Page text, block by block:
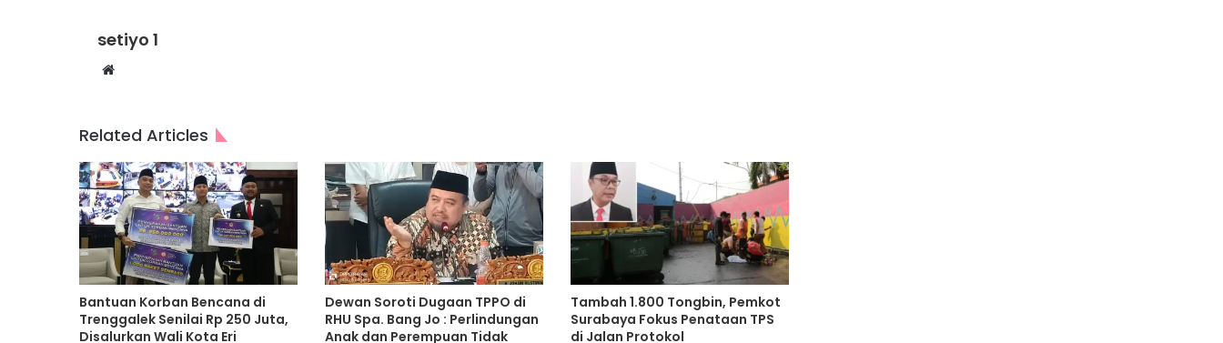
setiyo 1
Website
Related Articles
Bantuan Korban Bencana di
Trenggalek Senilai Rp 250 Juta,
Disalurkan Wali Kota Eri
Dewan Soroti Dugaan TPPO di
RHU Spa. Bang Jo : Perlindungan
Anak dan Perempuan Tidak
Tambah 1.800 Tongbin, Pemkot
Surabaya Fokus Penataan TPS
di Jalan Protokol